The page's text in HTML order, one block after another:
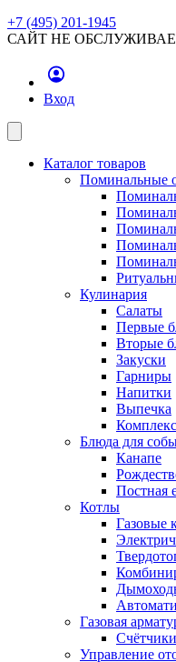
+7 (495) 201-1945
САЙТ НЕ
Вход
Каталог товаров
Поминальные
Кулинария
Салаты
Первые
Вторые
Закуски
Гарниры
Напитки
Выпечка
Блюда для
Канапе
Постная
Котлы
Газовые
Газовая
Счётчики
Управление